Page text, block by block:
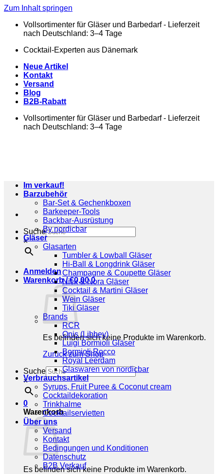
Zum Inhalt springen
Vollsortimenter für Gläser und Barbedarf - Lieferzeit
nach Deutschland: 3–4 Tage
Cocktail-Experten aus Dänemark
Neue Artikel
Kontakt
Versand
Blog
B2B-Rabatt
Vollsortimenter für Gläser und Barbedarf - Lieferzeit
nach Deutschland: 3–4 Tage
Suche
×
Anmelden
Warenkorb /€0,00 0
Es befinden sich keine Produkte im Warenkorb.
Zurück zum Shop
Suche
×
0
Warenkorb
Es befinden sich keine Produkte im Warenkorb.
Im verkauf!
Barzubehör
Bar-Set & Gechenkboxen
Barkeeper-Tools
Backbar-Ausrüstung
By nordicbar
Gläser
Glasarten
Tumbler & Lowball Gläser
Hi-Ball & Longdrink Gläser
Champagne & Coupette Gläser
Nick & Nora Gläser
Cocktail & Martini Gläser
Wein Gläser
Tiki Gläser
Brands
RCR
Onis (Libbey)
Luigi Bormioli Gläser
Bormioli Rocco
Royal Leerdam
Glaswaren von nordicbar
Verbrauchsartikel
Syrups, Fruit Puree & Coconut cream
Cocktaildekoration
Trinkhalme
Cocktailservietten
Über uns
Versand
Kontakt
Bedingungen und Konditionen
Datenschutz
B2B Verkauf